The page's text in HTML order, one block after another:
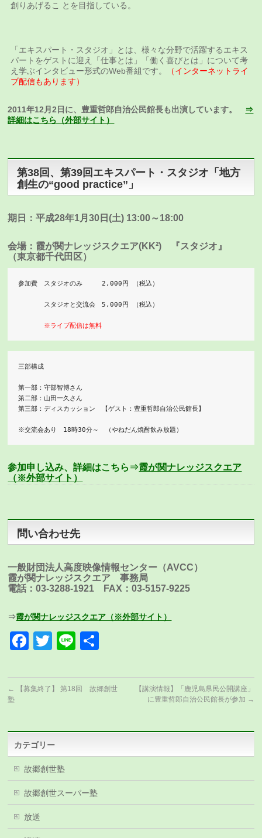
創りあげるこ とを目指している。
「エキスパート・スタジオ」とは、様々な分野で活躍するエキス
パートをゲストに迎え「仕事とは」「働く喜びとは」について考
え学ぶインタビュー形式のWeb番組です。
（インターネットライ
ブ配信もあります）
2011年12月2日に、豊重哲郎自治公民館長も出演しています。 ⇒
詳細はこちら（外部サイト）
第38回、第39回エキスパート・スタジオ「地方
創生の“good practice”」
期日：平成28年1月30日(土) 13:00～18:00
会場：霞が関ナレッジスクエア(KK²) 『スタジオ』
（東京都千代田区）
参加費　スタジオのみ　　　2,000円 （税込）
スタジオと交流会　5,000円 （税込）
※ライブ配信は無料
三部構成
第一部：守部智博さん
第二部：山田一久さん
第三部：ディスカッション　【ゲスト：豊重哲郎自治公民館長】
参加申し込み、詳細はこちら⇒霞が関ナレッジスクエア
（※外部サイト）
問い合わせ先
一般財団法人高度映像情報センター（AVCC）
霞が関ナレッジスクエア 事務局
電話：03-3288-1921 FAX：03-5157-9225
⇒霞が関ナレッジスクエア（※外部サイト）
Facebook
Twitter
Line
←
【募集終了】 第18回 故郷創世
塾
【講演情報】「鹿児島県民公開講座」
に豊重哲郎自治公民館長が参加 →
カテゴリー
故郷創世塾
故郷創世スーパー塾
放送